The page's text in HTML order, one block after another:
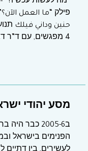
حنين وداني فيلك
4 מפגשים, עם ד”ר דב חנין ופרופ’ דני פילק,
מסע יהודי ישראלי
ב2005-6 כבר
הפנימים בישראל